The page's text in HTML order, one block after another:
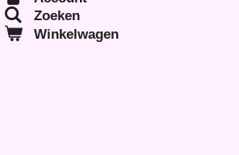
Zoeken
Winkelwagen